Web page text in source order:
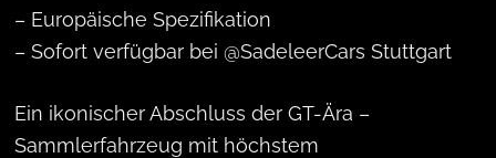
– Europäische Spezifikation
– Sofort verfügbar bei @SadeleerCars Stuttgart
Ein ikonischer Abschluss der GT-Ära –
Sammlerfahrzeug mit höchstem